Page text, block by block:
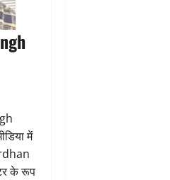
में
के रूप